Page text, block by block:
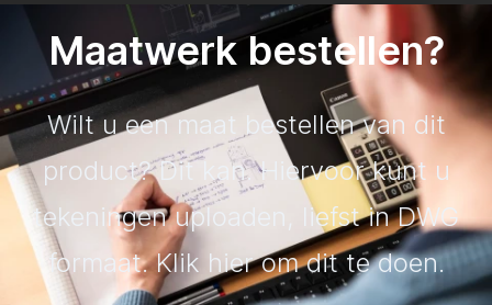
Maatwerk bestellen?
Wilt u een maat bestellen van dit
product? Dit kan. Hiervoor kunt u
tekeningen uploaden, liefst in DWG
formaat. Klik hier om dit te doen.